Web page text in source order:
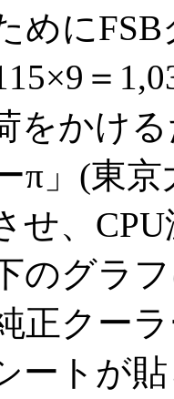
めに
＝
をかけ
π」(東
せ、
のグラ
正クー
ートが